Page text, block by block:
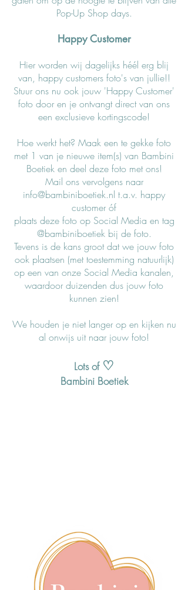
Pop-Up Shop days.
Happy Customer
Hier worden wij dagelijks héél erg blij
van, happy customers foto's van jullie!!
Stuur ons nu ook jouw 'Happy Customer'
foto door en je ontvangt direct van ons
een exclusieve kortingscode!
Hoe werkt het? Maak een te gekke foto
met 1 van je nieuwe item(s) van Bambini
Boetiek en deel deze foto met ons!
Mail ons vervolgens naar
info@bambiniboetiek.nl t.a.v. happy
customer óf
plaats deze foto op Social Media en tag
@bambiniboetiek bij de foto.
Tevens is de kans groot dat we jouw foto
ook plaatsen (met toestemming natuurlijk)
op een van onze Social Media kanalen,
waardoor duizenden dus jouw foto
kunnen zien!
We houden je niet langer op en kijken nu
al onwijs uit naar jouw foto!
Lots of ♡
Bambini Boetiek